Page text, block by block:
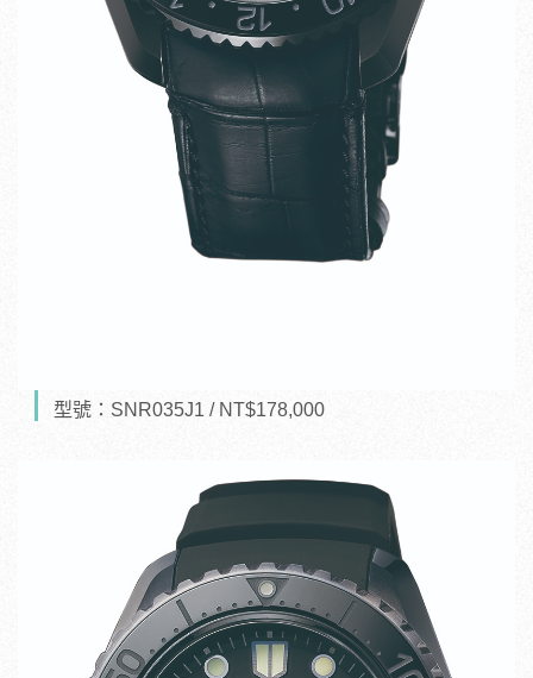
型號：SNR035J1 / NT$178,000